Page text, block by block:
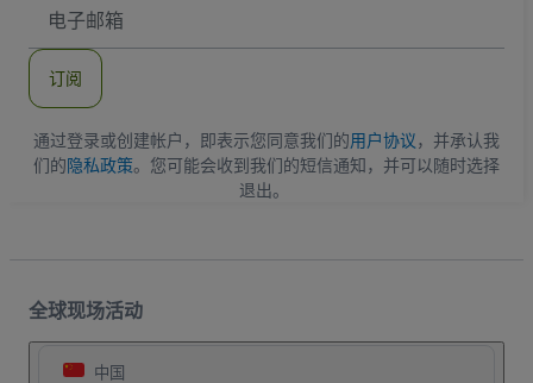
子
地
订阅
通过登录或创建帐户，即表示您同意我们的用户协议，并承认我
们的隐私政策。您可能会收到我们的短信通知，并可以随时选择
退出。
全球现场活动
中国